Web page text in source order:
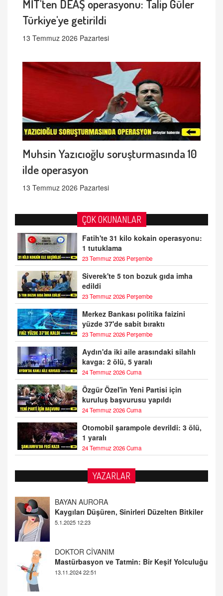
MİT'ten DEAŞ operasyonu: Talip Güler
Türkiye'ye getirildi
13 Temmuz 2026 Pazartesi
Muhsin Yazıcıoğlu soruşturmasında 10
ilde operasyon
13 Temmuz 2026 Pazartesi
ÇOK OKUNANLAR
Fatih'te 31 kilo kokain operasyonu:
1 tutuklama
23 Temmuz 2026 Perşembe
Siverek'te 5 ton bozuk gıda imha
edildi
23 Temmuz 2026 Perşembe
Merkez Bankası politika faizini
yüzde 37'de sabit bıraktı
23 Temmuz 2026 Perşembe
Aydın'da iki aile arasındaki silahlı
kavga: 2 ölü, 5 yaralı
24 Temmuz 2026 Cuma
Özgür Özel'in Yeni Partisi için
kuruluş başvurusu yapıldı
24 Temmuz 2026 Cuma
Otomobil şarampole devrildi: 3 ölü,
1 yaralı
24 Temmuz 2026 Cuma
YAZARLAR
DOKTOR CİVANIM
Mastürbasyon ve Tatmin: Bir Keşif Yolculuğu
13.11.2024 22:51
ALİ EFENDİ
Adana At Yarışı Tahminleri | 21 Aralık
Cumartesi